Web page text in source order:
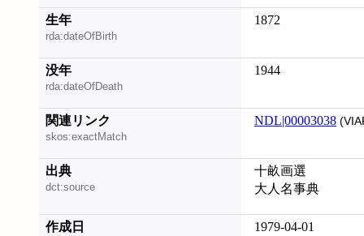
生年
rda:dateOfBirth
1872
没年
rda:dateOfDeath
1944
関連リンク
skos:exactMatch
NDL|00003038
出典
dct:source
十畝画選
大人名事典
作成日 1979-04-01